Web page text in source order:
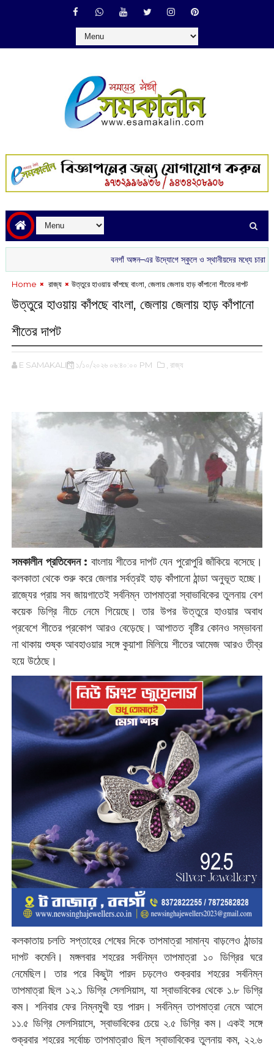
বনগাঁ অঙ্গন–এর উদ্যোগে স্কুলে ও স্থানীয়দের মধ্যে চারাগাছ বিতরণ
Home ‌ রাজ্য উত্তুরে হাওয়ায় কাঁপছে বাংলা, জেলায় জেলায় হাড় কাঁপানো শীতের দাপট
উত্তুরে হাওয়ায় কাঁপছে বাংলা, জেলায় জেলায় হাড় কাঁপানো
শীতের দাপট
E SAMAKALIN ১/১০/২০২৬ ০৬:৪০:০০ PM ,‌ রাজ্য
সমকালীন প্রতিবেদন : বাংলায় শীতের দাপট যেন পুরোপুরি জাঁকিয়ে বসেছে।
কলকাতা থেকে শুরু করে জেলার সর্বত্রই হাড় কাঁপানো ঠান্ডা অনুভূত হচ্ছে।
রাজ্যের প্রায় সব জায়গাতেই সর্বনিম্ন তাপমাত্রা স্বাভাবিকের তুলনায় বেশ
কয়েক ডিগ্রি নীচে নেমে গিয়েছে। তার উপর উত্তুরে হাওয়ার অবাধ
প্রবেশে শীতের প্রকোপ আরও বেড়েছে। আপাতত বৃষ্টির কোনও সম্ভাবনা
না থাকায় শুষ্ক আবহাওয়ার সঙ্গে কুয়াশা মিলিয়ে শীতের আমেজ আরও তীব্র
হয়ে উঠেছে।
কলকাতায় চলতি সপ্তাহের শেষের দিকে তাপমাত্রা সামান্য বাড়লেও ঠান্ডার
দাপট কমেনি। মঙ্গলবার শহরের সর্বনিম্ন তাপমাত্রা ১০ ডিগ্রির ঘরে
নেমেছিল। তার পরে কিছুটা পারদ চড়লেও শুক্রবার শহরের সর্বনিম্ন
তাপমাত্রা ছিল ১২.১ ডিগ্রি সেলসিয়াস, যা স্বাভাবিকের থেকে ১.৮ ডিগ্রি
কম। শনিবার ফের নিম্নমুখী হয় পারদ‌। সর্বনিম্ন তাপমাত্রা নেমে আসে
১১.৫ ডিগ্রি সেলসিয়াসে, স্বাভাবিকের চেয়ে ২.৫ ডিগ্রি কম। একই সঙ্গে
শুক্রবার শহরের সর্বোচ্চ তাপমাত্রাও ছিল স্বাভাবিকের তুলনায় কম, ২২.৬